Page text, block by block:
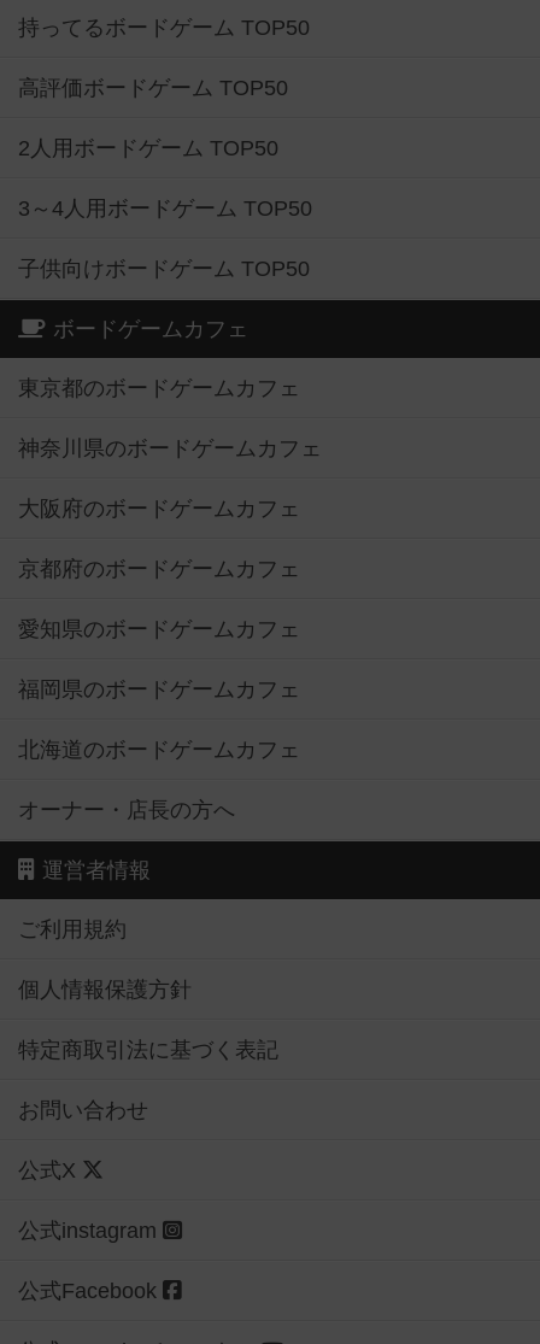
持ってるボードゲーム TOP50
高評価ボードゲーム TOP50
2人用ボードゲーム TOP50
3～4人用ボードゲーム TOP50
子供向けボードゲーム TOP50
ボードゲームカフェ
東京都のボードゲームカフェ
神奈川県のボードゲームカフェ
大阪府のボードゲームカフェ
京都府のボードゲームカフェ
愛知県のボードゲームカフェ
福岡県のボードゲームカフェ
北海道のボードゲームカフェ
オーナー・店長の方へ
運営者情報
ご利用規約
個人情報保護方針
特定商取引法に基づく表記
お問い合わせ
公式X
公式instagram
公式Facebook